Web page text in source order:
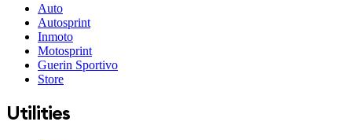
Auto
Autosprint
Inmoto
Motosprint
Guerin Sportivo
Store
Utilities